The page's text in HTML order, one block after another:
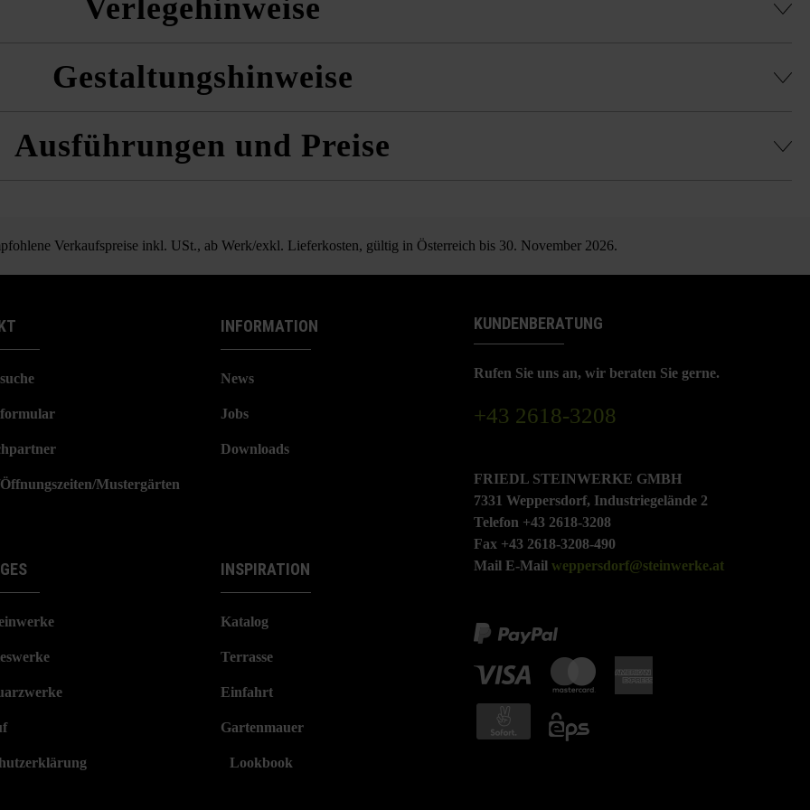
und die Produktdatenblätter unter Bautipps/Service.
Verlegehinweise
ist auf die Schattierungsrichtung zu achten.
Gestaltungshinweise
Ausführungen und Preise
Verkaufspreise inkl. USt., ab Werk/exkl. Lieferkosten, gültig in Österreich bis 30. November 2026.
Mustergärten
INFORMATION
News
Jobs
Downloads
INSPIRATION
Katalog
Terrasse
Einfahrt
Gartenmauer
Lookbook
KUNDENBERATUNG
Rufen Sie uns an, wir beraten Sie gerne.
+43 2618-3208
FRIEDL STEINWERKE GMBH
7331 Weppersdorf, Industriegelände 2
Telefon +43 2618-3208
Fax +43 2618-3208-490
Mail E-Mail weppersdorf@steinwerke.at